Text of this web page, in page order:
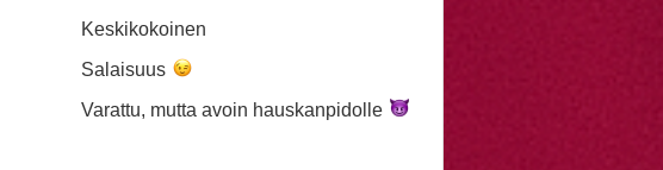
Keskikokoinen
Salaisuus
Varattu, mutta avoin hauskanpidolle